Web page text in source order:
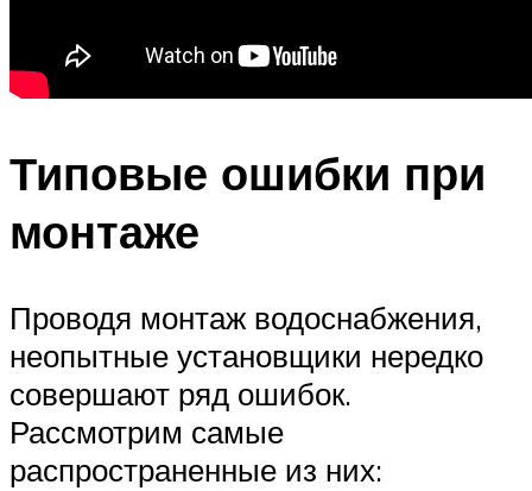
Типовые ошибки при
монтаже
Проводя монтаж водоснабжения,
неопытные установщики нередко
совершают ряд ошибок.
Рассмотрим самые
распространенные из них: